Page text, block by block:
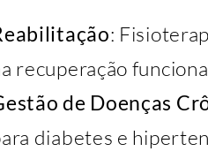
:
recuperação
de Doenças
diabetes e